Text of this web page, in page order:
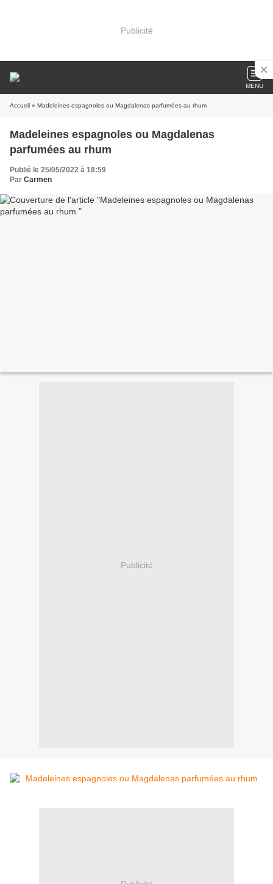
Publicité
MENU
Accueil » Madeleines espagnoles ou Magdalenas parfumées au rhum
Madeleines espagnoles ou Magdalenas
parfumées au rhum
Publié le 25/05/2022 à 18:59
Par Carmen
Publicité